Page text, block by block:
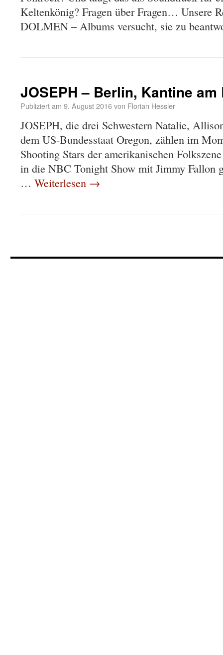
Keltenkönig? Fragen über Fragen… Unsere
DOLMEN – Albums versucht, sie zu
JOSEPH – Berlin, Kantine
Publiziert am 9. August 2016von Florian Hessler
JOSEPH, die drei Schwestern Natalie,
dem US-Bundesstaat Oregon, zählen im
Shooting Stars der amerikanischen
in die NBC Tonight Show mit Jimmy Fallon
… Weiterlesen →